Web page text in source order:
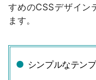
すめのCSSデザイン
ます。
シンプルなテン